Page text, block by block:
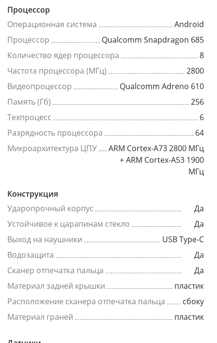
Процессор
Операционная система
Android
Процессор
Qualcomm Snapdragon 685
Количество ядер процессора
8
Частота процессора (МГц)
2800
Видеопроцессор
Qualcomm Adreno 610
Память (Гб)
256
Техпроцесс
6
Разрядность процессора
64
Микроархитектура ЦПУ
ARM Cortex-A73 2800 МГц
+ ARM Cortex-A53 1900
МГц
Конструкция
Ударопрочный корпус
Да
Устойчивое к царапинам стекло
Да
Выход на наушники
USB Type-C
Водозащита
Да
Сканер отпечатка пальца
Да
Материал задней крышки
пластик
Расположение сканера отпечатка пальца
сбоку
Материал граней
пластик